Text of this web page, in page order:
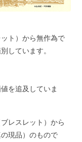
ト）から無作為で
しています。
を追及していま
レスレット）から
現品）のもので